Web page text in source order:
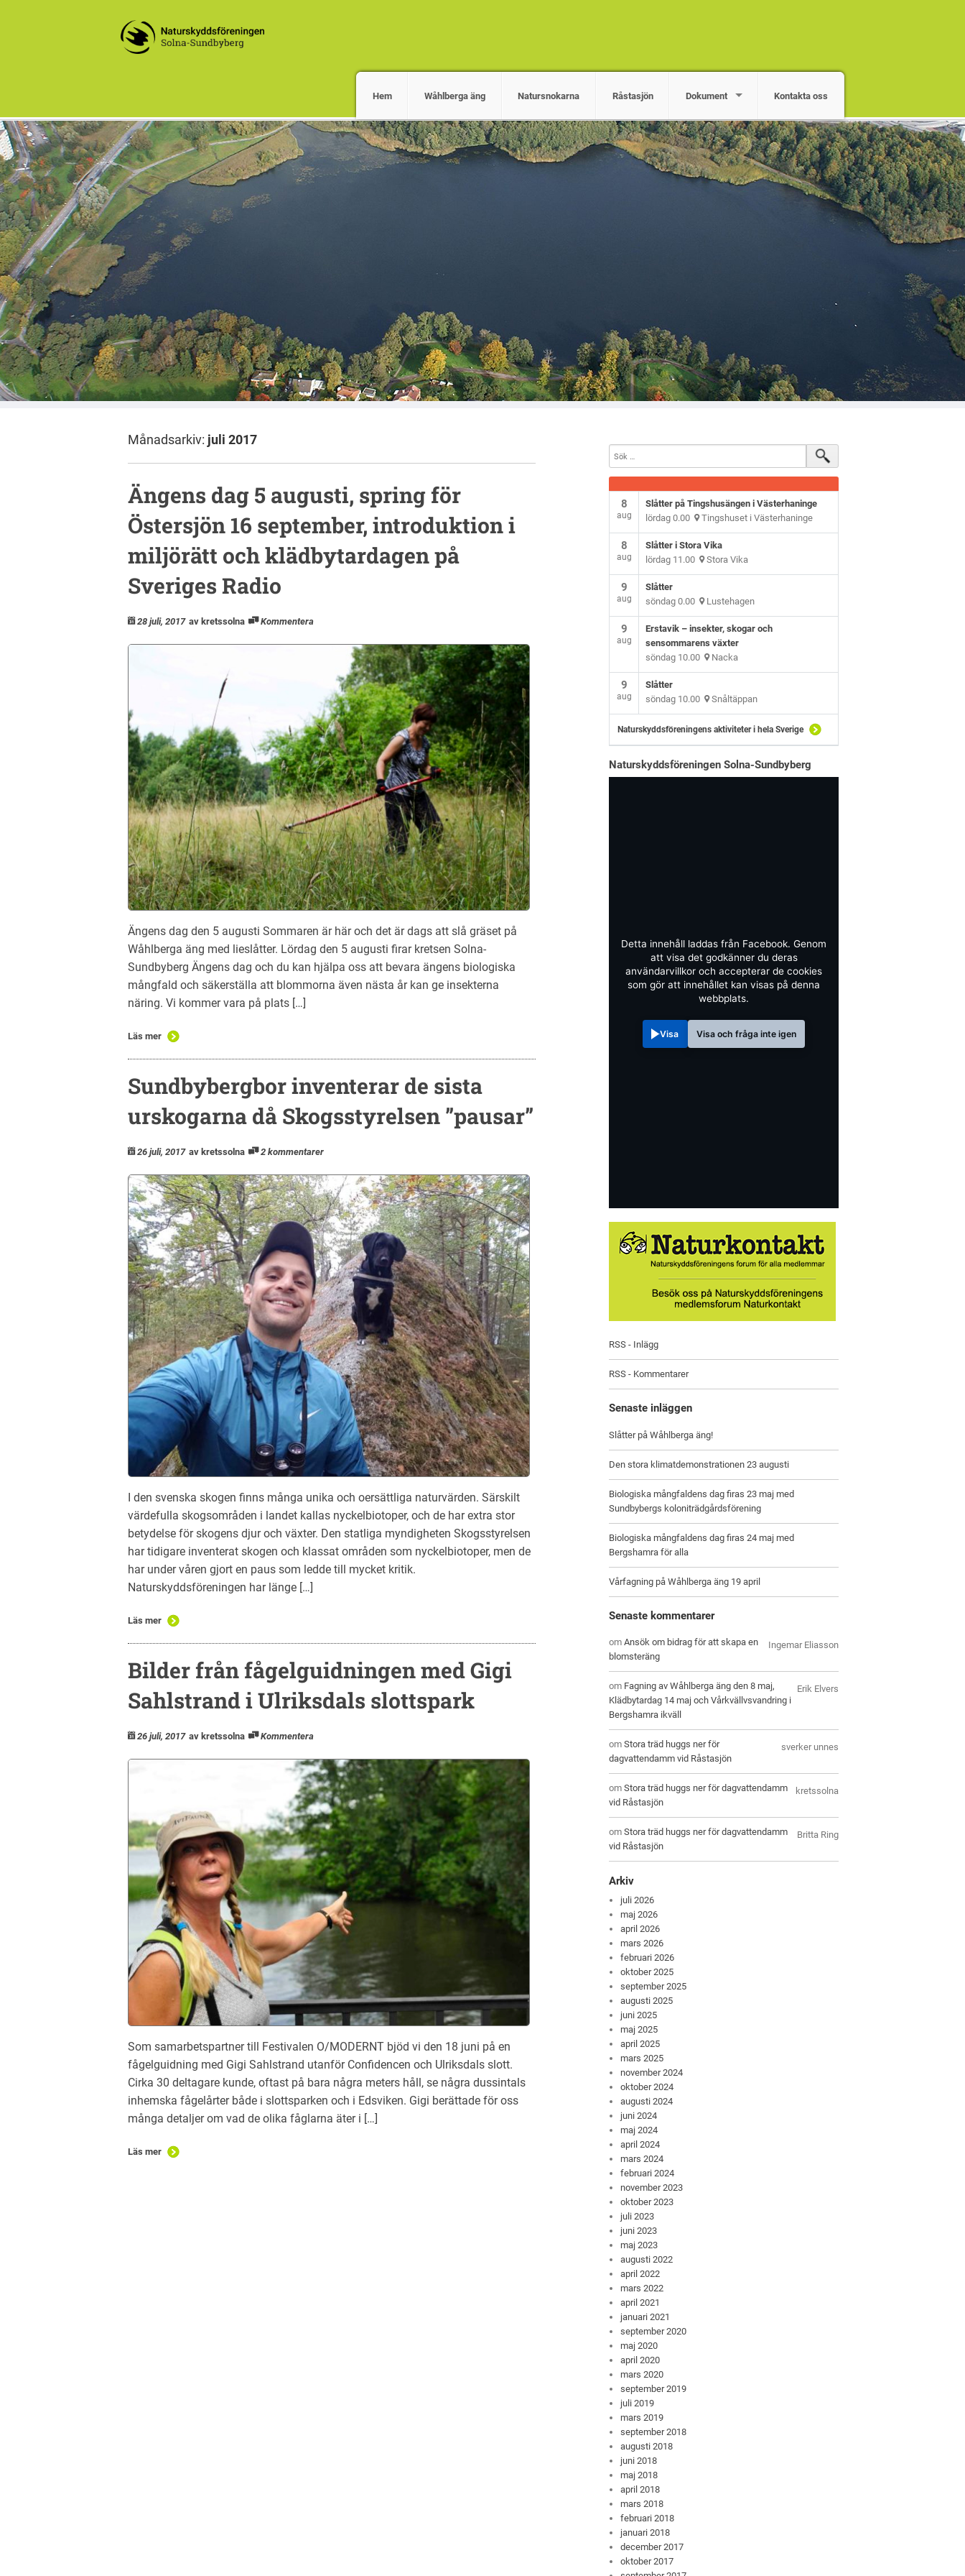
Hem Wåhlberga äng Natursnokarna Råstasjön Dokument Kontakta oss
Månadsarkiv: juli 2017
Ängens dag 5 augusti, spring för
Östersjön 16 september, introduktion i
miljörätt och klädbytardagen på
Sveriges Radio
28 juli, 2017 av kretssolna Kommentera
Ängens dag den 5 augusti Sommaren är här och det är dags att slå gräset på
Wåhlberga äng med lieslåtter. Lördag den 5 augusti firar kretsen Solna-
Sundbyberg Ängens dag och du kan hjälpa oss att bevara ängens biologiska
mångfald och säkerställa att blommorna även nästa år kan ge insekterna
näring. Vi kommer vara på plats […]
Läs mer
Sundbybergbor inventerar de sista
urskogarna då Skogsstyrelsen ”pausar”
26 juli, 2017 av kretssolna 2 kommentarer
I den svenska skogen finns många unika och oersättliga naturvärden. Särskilt
värdefulla skogsområden i landet kallas nyckelbiotoper, och de har extra stor
betydelse för skogens djur och växter. Den statliga myndigheten Skogsstyrelsen
har tidigare inventerat skogen och klassat områden som nyckelbiotoper, men de
har under våren gjort en paus som ledde till mycket kritik.
Naturskyddsföreningen har länge […]
Läs mer
Bilder från fågelguidningen med Gigi
Sahlstrand i Ulriksdals slottspark
26 juli, 2017 av kretssolna Kommentera
Som samarbetspartner till Festivalen O/MODERNT bjöd vi den 18 juni på en
fågelguidning med Gigi Sahlstrand utanför Confidencen och Ulriksdals slott.
Cirka 30 deltagare kunde, oftast på bara några meters håll, se några dussintals
inhemska fågelårter både i slottsparken och i Edsviken. Gigi berättade för oss
många detaljer om vad de olika fåglarna äter i […]
Läs mer
8
aug
Slåtter på Tingshusängen i Västerhaninge
lördag 0.00 Tingshuset i Västerhaninge
8
aug
Slåtter i Stora Vika
lördag 11.00 Stora Vika
9
aug
Slåtter
söndag 0.00 Lustehagen
9
aug
Erstavik – insekter, skogar och
sensommarens växter
söndag 10.00 Nacka
9
aug
Slåtter
söndag 10.00 Snåltäppan
Naturskyddsföreningens aktiviteter i hela Sverige
Naturskyddsföreningen Solna-Sundbyberg
Detta innehåll laddas från Facebook. Genom
att visa det godkänner du deras
användarvillkor och accepterar de cookies
som gör att innehållet kan visas på denna
webbplats.
Visa Visa och fråga inte igen
RSS - Inlägg
RSS - Kommentarer
Senaste inläggen
Slåtter på Wåhlberga äng!
Den stora klimatdemonstrationen 23 augusti
Biologiska mångfaldens dag firas 23 maj med
Sundbybergs koloniträdgårdsförening
Biologiska mångfaldens dag firas 24 maj med
Bergshamra för alla
Vårfagning på Wåhlberga äng 19 april
Senaste kommentarer
Ingemar Eliasson
omAnsök om bidrag för att skapa en
blomsteräng
Erik Elvers
om Fagning av Wåhlberga äng den 8 maj,
Klädbytardag 14 maj och Vårkvällvsvandring i
Bergshamra ikväll
sverker unnes
omStora träd huggs ner för
dagvattendamm vid Råstasjön
kretssolna
omStora träd huggs ner för dagvattendamm
vid Råstasjön
Britta Ring
omStora träd huggs ner för dagvattendamm
vid Råstasjön
Arkiv
juli 2026
maj 2026
april 2026
mars 2026
februari 2026
oktober 2025
september 2025
augusti 2025
juni 2025
maj 2025
april 2025
mars 2025
november 2024
oktober 2024
augusti 2024
juni 2024
maj 2024
april 2024
mars 2024
februari 2024
november 2023
oktober 2023
juli 2023
juni 2023
maj 2023
augusti 2022
april 2022
mars 2022
april 2021
januari 2021
september 2020
maj 2020
april 2020
mars 2020
september 2019
juli 2019
mars 2019
september 2018
augusti 2018
juni 2018
maj 2018
april 2018
mars 2018
februari 2018
januari 2018
december 2017
oktober 2017